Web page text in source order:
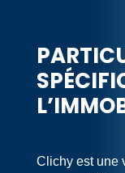
Clichy est une